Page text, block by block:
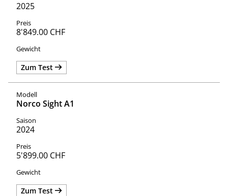
2025
8'849.00 CHF
Zum Test
Norco Sight A1
2024
5'899.00 CHF
Zum Test